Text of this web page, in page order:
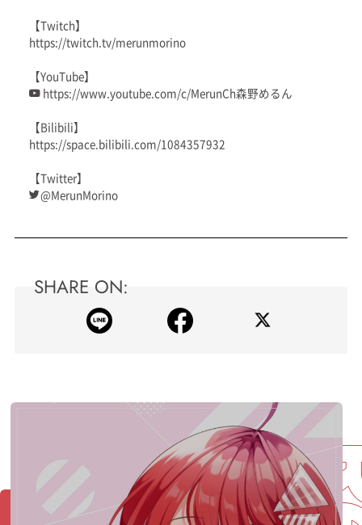
【Twitch】
https://twitch.tv/merunmorino
【YouTube】
https://www.youtube.com/c/MerunCh森野めるん
【Bilibili】
https://space.bilibili.com/1084357932
【Twitter】
@MerunMorino
SHARE ON: